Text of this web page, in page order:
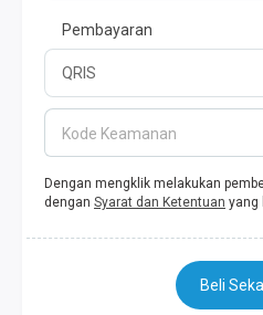
Pembayaran
Kode Keamanan
Dengan mengklik melakukan
dengan Syarat dan Ketentuan yang
Beli